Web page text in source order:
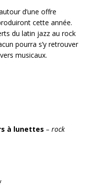
d’une offre
cette année.
du latin jazz au rock
pourra s’y retrouver
musicaux.
à lunettes – rock